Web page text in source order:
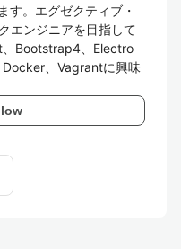
す。エグゼクティブ・
エンジニアを目指して
Bootstrap4、Electro
、Vagrantに興味